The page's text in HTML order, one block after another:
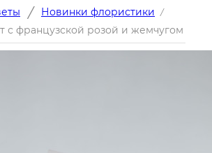
/ Новинки флористики /
с французской розой и жемчугом